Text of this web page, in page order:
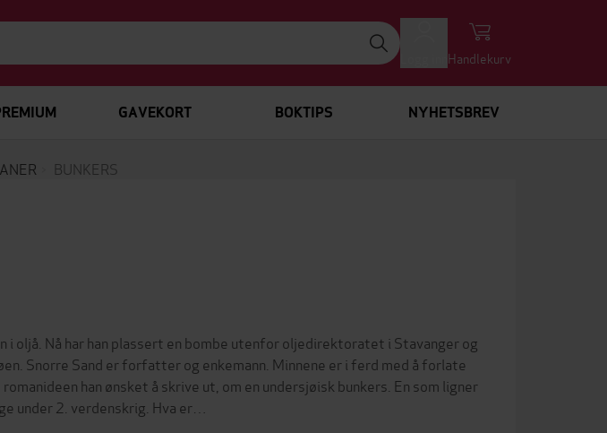
Handlekurv
GAVEKORT BOKTIPS NYHETSBREV
BUNKERS
i oljå. Nå har han plassert en bombe utenfor oljedirektoratet i Stavanger og
Snorre Sand er forfatter og enkemann. Minnene er i ferd med å forlate
han ønsket å skrive ut, om en undersjøisk bunkers. En som ligner
under 2. verdenskrig. Hva er…